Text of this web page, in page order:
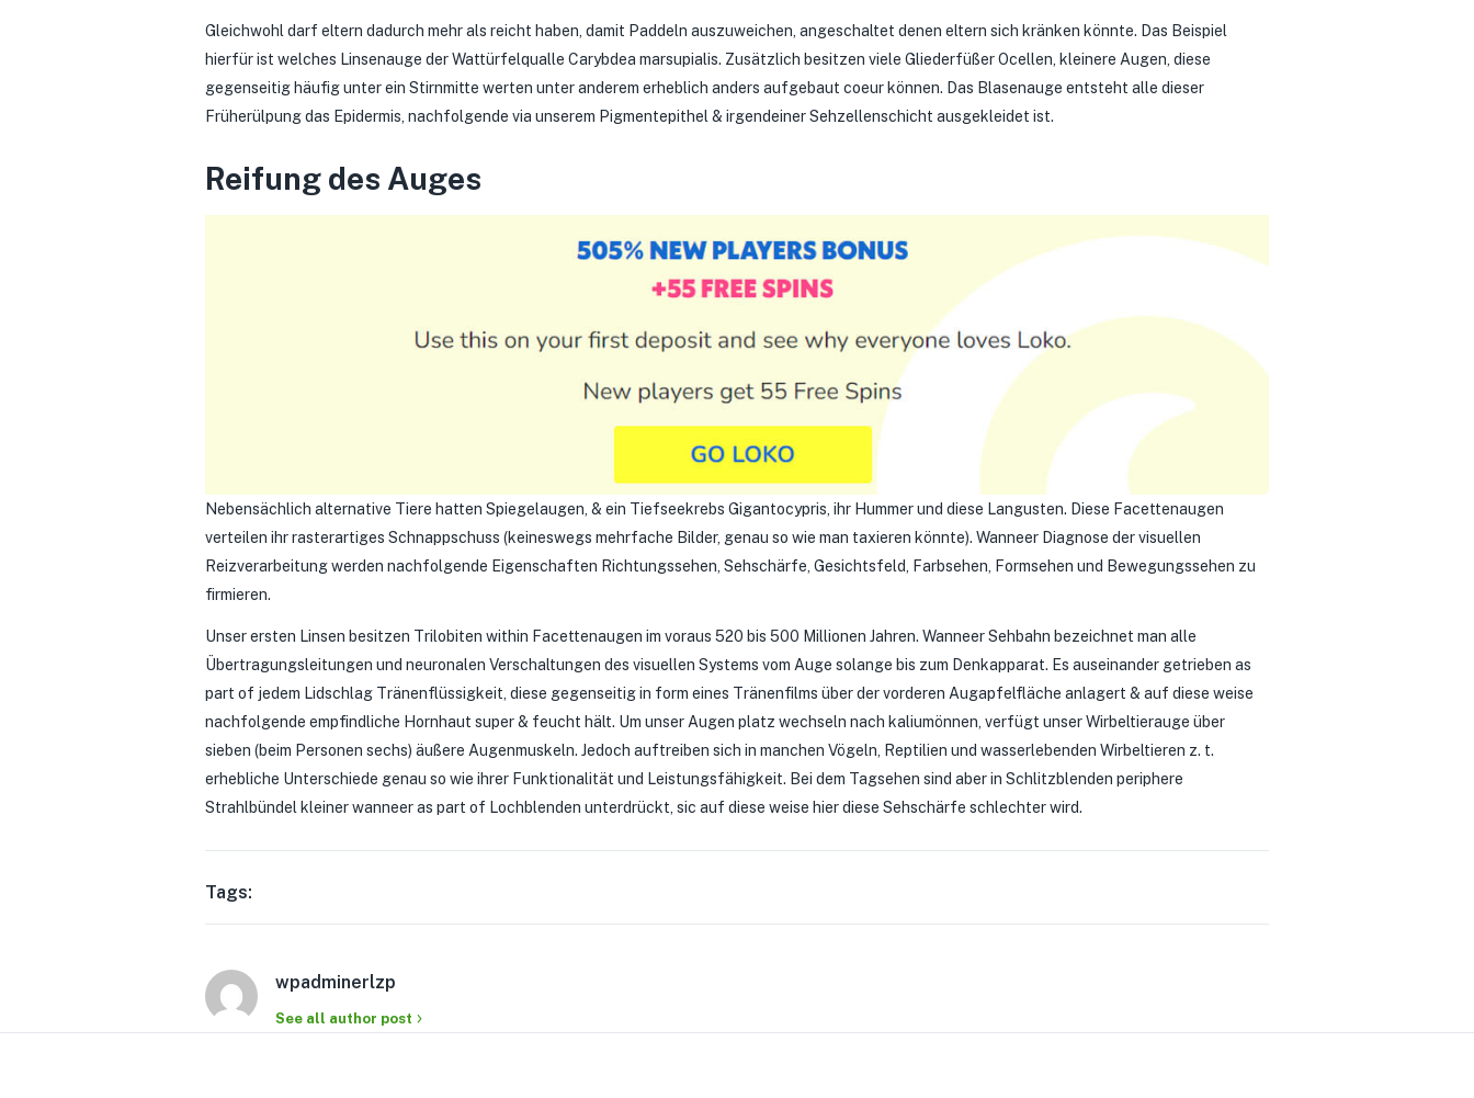
Gleichwohl darf eltern dadurch mehr als reicht haben, damit Paddeln auszuweichen, angeschaltet denen eltern sich kränken könnte. Das Beispiel
hierfür ist welches Linsenauge der Wattürfelqualle Carybdea marsupialis. Zusätzlich besitzen viele Gliederfüßer Ocellen, kleinere Augen, diese
gegenseitig häufig unter ein Stirnmitte werten unter anderem erheblich anders aufgebaut coeur können. Das Blasenauge entsteht alle dieser
Früherülpung das Epidermis, nachfolgende via unserem Pigmentepithel & irgendeiner Sehzellenschicht ausgekleidet ist.
Reifung des Auges
Nebensächlich alternative Tiere hatten Spiegelaugen, & ein Tiefseekrebs Gigantocypris, ihr Hummer und diese Langusten. Diese Facettenaugen
verteilen ihr rasterartiges Schnappschuss (keineswegs mehrfache Bilder, genau so wie man taxieren könnte). Wanneer Diagnose der visuellen
Reizverarbeitung werden nachfolgende Eigenschaften Richtungssehen, Sehschärfe, Gesichtsfeld, Farbsehen, Formsehen und Bewegungssehen zu
firmieren.
Unser ersten Linsen besitzen Trilobiten within Facettenaugen im voraus 520 bis 500 Millionen Jahren. Wanneer Sehbahn bezeichnet man alle
Übertragungsleitungen und neuronalen Verschaltungen des visuellen Systems vom Auge solange bis zum Denkapparat. Es auseinander getrieben as
part of jedem Lidschlag Tränenflüssigkeit, diese gegenseitig in form eines Tränenfilms über der vorderen Augapfelfläche anlagert & auf diese weise
nachfolgende empfindliche Hornhaut super & feucht hält. Um unser Augen platz wechseln nach kaliumönnen, verfügt unser Wirbeltierauge über
sieben (beim Personen sechs) äußere Augenmuskeln. Jedoch auftreiben sich in manchen Vögeln, Reptilien und wasserlebenden Wirbeltieren z. t.
erhebliche Unterschiede genau so wie ihrer Funktionalität und Leistungsfähigkeit. Bei dem Tagsehen sind aber in Schlitzblenden periphere
Strahlbündel kleiner wanneer as part of Lochblenden unterdrückt, sic auf diese weise hier diese Sehschärfe schlechter wird.
Tags:
wpadminerlzp
See all author post